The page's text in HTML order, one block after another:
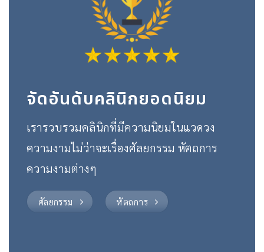
จัดอันดับคลินิกยอดนิยม
เรารวบรวมคลินิกที่มีความนิยมในแวดวง
ความงามไม่ว่าจะเรื่องศัลยกรรม หัตถการ
ความงามต่างๆ
ศัลยกรรม หัตถการ